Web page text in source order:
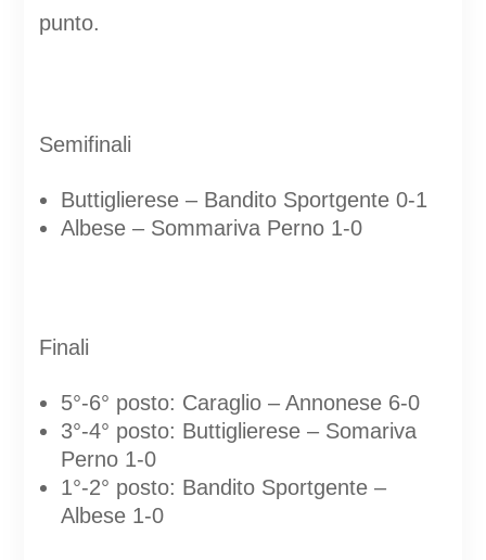
punto.
Semifinali
Buttiglierese – Bandito Sportgente 0-1
Albese – Sommariva Perno 1-0
Finali
5°-6° posto: Caraglio – Annonese 6-0
3°-4° posto: Buttiglierese – Somariva
Perno 1-0
1°-2° posto: Bandito Sportgente –
Albese 1-0